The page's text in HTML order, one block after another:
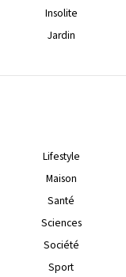
Insolite
Jardin
Lifestyle
Maison
Santé
Sciences
Société
Sport